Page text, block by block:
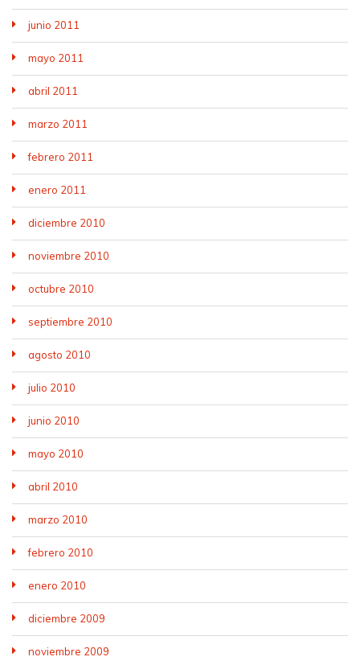
junio 2011
mayo 2011
abril 2011
marzo 2011
febrero 2011
enero 2011
diciembre 2010
noviembre 2010
octubre 2010
septiembre 2010
agosto 2010
julio 2010
junio 2010
mayo 2010
abril 2010
marzo 2010
febrero 2010
enero 2010
diciembre 2009
noviembre 2009